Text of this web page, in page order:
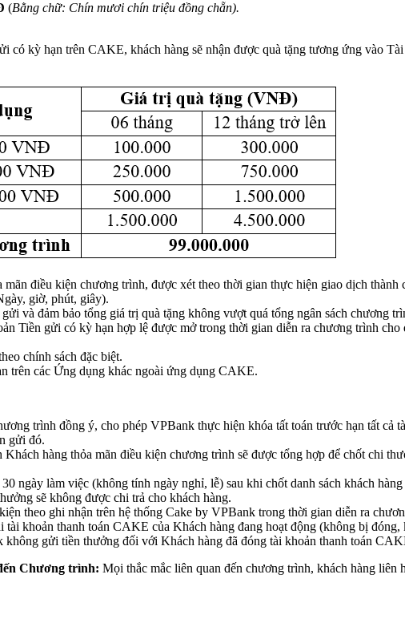
(Bằng chữ: Chín mươi chín triệu đồng chẵn).
kỳ hạn trên CAKE, khách hàng sẽ nhận được quà tặng tương ứng vào
điều kiện chương trình, được xét theo thời gian thực hiện giao dịch thành
giờ, phút, giây).
và đảm bảo tổng giá trị quà tặng không vượt quá tổng ngân sách chương
Tiền gửi có kỳ hạn hợp lệ được mở trong thời gian diễn ra chương trình cho
chính sách đặc biệt.
trên các Ứng dụng khác ngoài ứng dụng CAKE.
trình đồng ý, cho phép VPBank thực hiện khóa tất toán trước hạn tất cả
gửi đó.
hàng thỏa mãn điều kiện chương trình sẽ được tổng hợp để chốt chi
ngày làm việc (không tính ngày nghỉ, lễ) sau khi chốt danh sách khách
sẽ không được chi trả cho khách hàng.
theo ghi nhận trên hệ thống Cake by VPBank trong thời gian diễn ra
khoản thanh toán CAKE của Khách hàng đang hoạt động (không bị
gửi tiền thưởng đối với Khách hàng đã đóng tài khoản thanh toán
Chương trình: Mọi thắc mắc liên quan đến chương trình, khách hàng